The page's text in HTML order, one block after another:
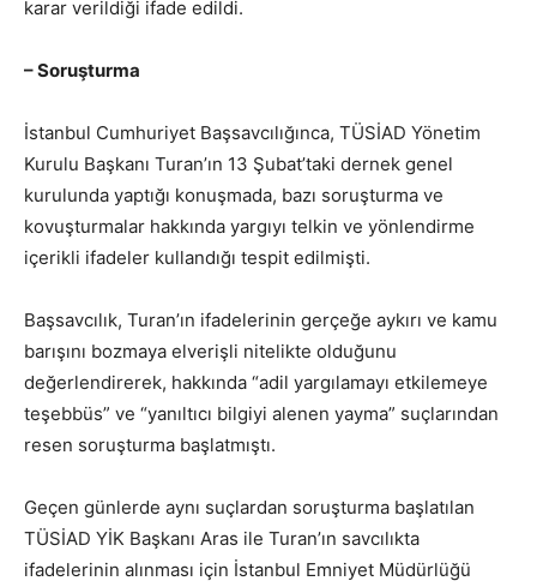
karar verildiği ifade edildi.
– Soruşturma
İstanbul Cumhuriyet Başsavcılığınca, TÜSİAD Yönetim
Kurulu Başkanı Turan’ın 13 Şubat’taki dernek genel
kurulunda yaptığı konuşmada, bazı soruşturma ve
kovuşturmalar hakkında yargıyı telkin ve yönlendirme
içerikli ifadeler kullandığı tespit edilmişti.
Başsavcılık, Turan’ın ifadelerinin gerçeğe aykırı ve kamu
barışını bozmaya elverişli nitelikte olduğunu
değerlendirerek, hakkında “adil yargılamayı etkilemeye
teşebbüs” ve “yanıltıcı bilgiyi alenen yayma” suçlarından
resen soruşturma başlatmıştı.
Geçen günlerde aynı suçlardan soruşturma başlatılan
TÜSİAD YİK Başkanı Aras ile Turan’ın savcılıkta
ifadelerinin alınması için İstanbul Emniyet Müdürlüğü